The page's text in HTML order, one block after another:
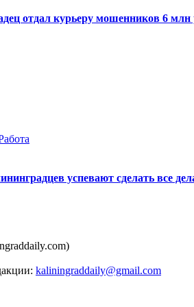
отдал курьеру мошенников 6 млн
успевают сделать все
kaliningraddaily@gmail.com